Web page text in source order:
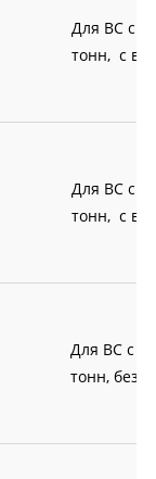
Для ВС с
тонн, с
Для ВС с
тонн, с
Для ВС с
тонн,